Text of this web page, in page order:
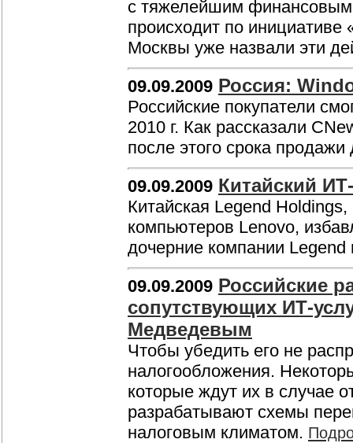
с тяжелейшим финансовым
происходит по инициативе
Москвы уже назвали эти
09.09.2009 Россия:
Российские покупатели
2010 г. Как рассказали
после этого срока
09.09.2009 Китайский
Китайская Legend
компьютеров Lenovo,
дочерние компании
09.09.2009 Российские
сопутствующих ИТ-
Медведевым
Чтобы убедить его не
налогообложения.
которые ждут их в случае
разрабатывают схемы
налоговым климатом.